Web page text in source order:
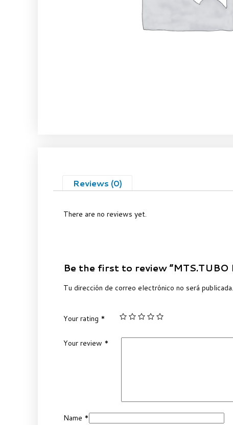
Reviews (0)
There are no reviews yet.
Be the first to review
Tu dirección de correo electrónico no será publicada.
Your rating *
Your review *
Name *